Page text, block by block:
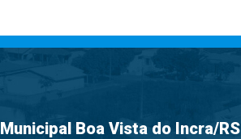
Boa Vista do Incra/RS